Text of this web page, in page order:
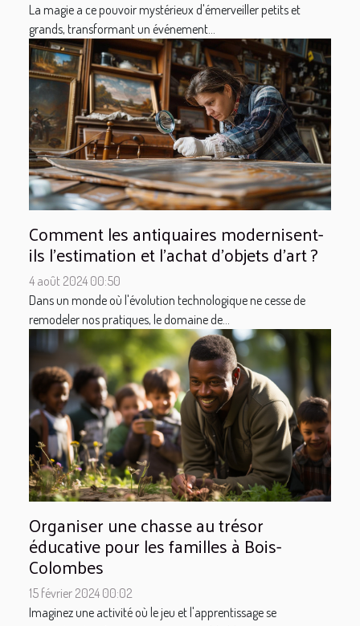
La magie a ce pouvoir mystérieux d'émerveiller petits et
grands, transformant un événement...
Comment les antiquaires modernisent-
ils l'estimation et l'achat d'objets d'art ?
4 août 2024 00:50
Dans un monde où l'évolution technologique ne cesse de
remodeler nos pratiques, le domaine de...
Organiser une chasse au trésor
éducative pour les familles à Bois-
Colombes
15 février 2024 00:02
Imaginez une activité où le jeu et l'apprentissage se